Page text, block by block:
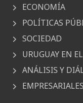
ECONOMÍA
POLÍTICAS
SOCIEDAD
URUGUAY EN
ANÁLISIS Y
EMPRESARIALES